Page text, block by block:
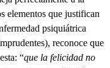
elementos que justifican
psiquiátrica
reconoce que
“que la felici­dad no